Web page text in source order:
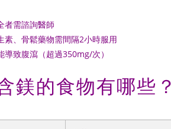
者需諮詢醫師
素、骨鬆藥物需間隔2小時服用
導致腹瀉（超過350mg/次）
鎂的食物有哪些